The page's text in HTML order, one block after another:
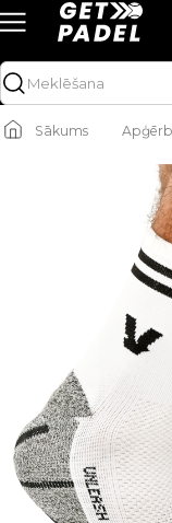
Sākums